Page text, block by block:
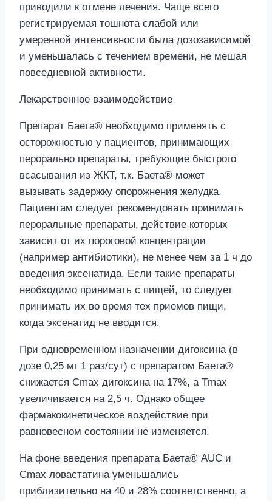
приводили к отмене лечения. Чаще всего
регистрируемая тошнота слабой или
умеренной интенсивности была дозозависимой
и уменьшалась с течением времени, не мешая
повседневной активности.
Лекарственное взаимодействие
Препарат Баета® необходимо применять с
осторожностью у пациентов, принимающих
перорально препараты, требующие быстрого
всасывания из ЖКТ, т.к. Баета® может
вызывать задержку опорожнения желудка.
Пациентам следует рекомендовать принимать
пероральные препараты, действие которых
зависит от их пороговой концентрации
(например антибиотики), не менее чем за 1 ч до
введения эксенатида. Если такие препараты
необходимо принимать с пищей, то следует
принимать их во время тех приемов пищи,
когда эксенатид не вводится.
При одновременном назначении дигоксина (в
дозе 0,25 мг 1 раз/сут) с препаратом Баета®
снижается Сmах дигоксина на 17%, а Тmах
увеличивается на 2,5 ч. Однако общее
фармакокинетическое воздействие при
равновесном состоянии не изменяется.
На фоне введения препарата Баета® AUC и
Сmах ловастатина уменьшались
приблизительно на 40 и 28% соответственно, а